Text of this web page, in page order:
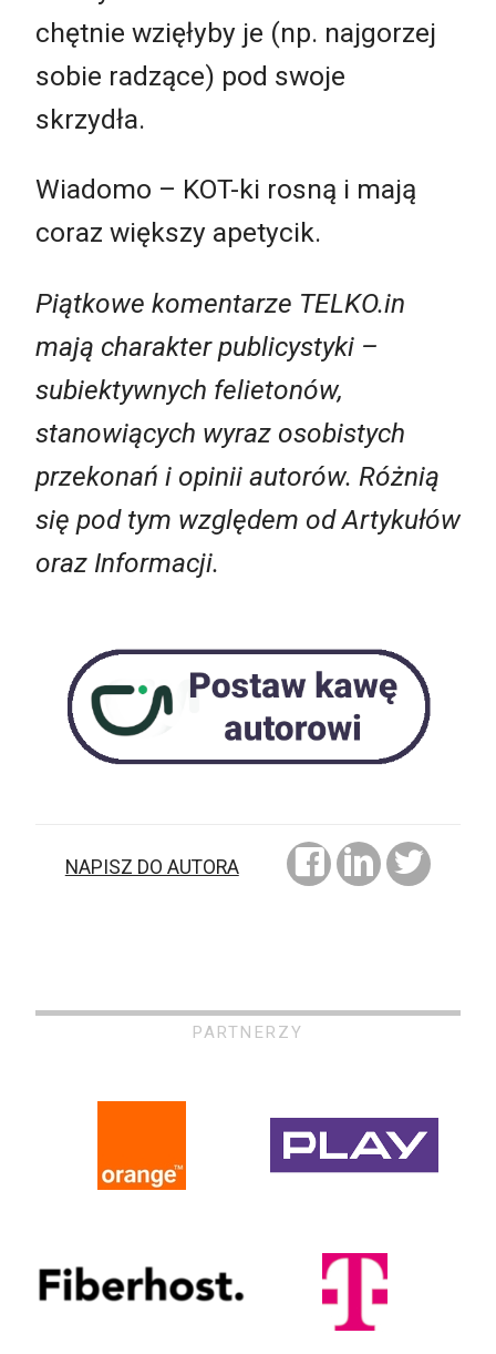
chętnie wzięłyby je (np. najgorzej
sobie radzące) pod swoje
skrzydła.
Wiadomo – KOT-ki rosną i mają
coraz większy apetycik.
Piątkowe komentarze TELKO.in
mają charakter publicystyki –
subiektywnych felietonów,
stanowiących wyraz osobistych
przekonań i opinii autorów. Różnią
się pod tym względem od Artykułów
oraz Informacji.
NAPISZ DO AUTORA
PARTNERZY